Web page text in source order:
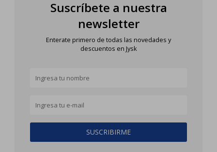
Suscríbete a nuestra
newsletter
Enterate primero de todas las novedades y
descuentos en Jysk
SUSCRIBIRME